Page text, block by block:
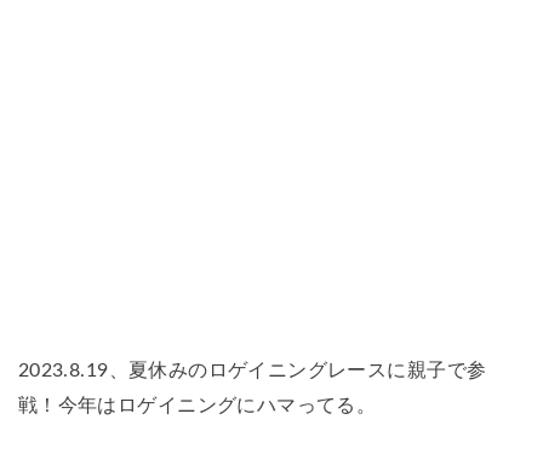
2023.8.19、夏休みのロゲイニングレースに親子で参
戦！今年はロゲイニングにハマってる。